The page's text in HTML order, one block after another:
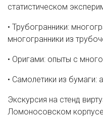
статистическом
• Трубогранники:
многогранники из
• Оригами: опыты с
• Самолетики из
Экскурсия на стенд
Ломоносовском